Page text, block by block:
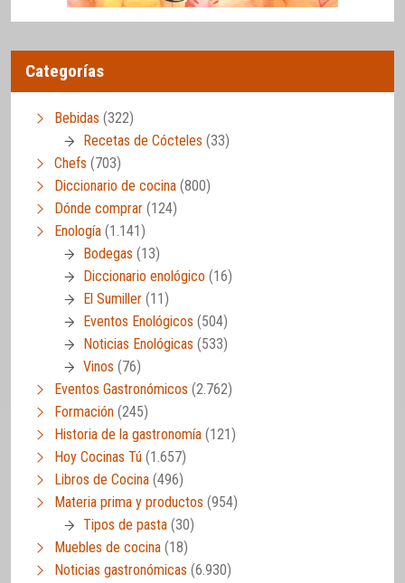
Categorías
Bebidas (322)
Recetas de Cócteles (33)
Chefs (703)
Diccionario de cocina (800)
Dónde comprar (124)
Enología (1.141)
Bodegas (13)
Diccionario enológico (16)
El Sumiller (11)
Eventos Enológicos (504)
Noticias Enológicas (533)
Vinos (76)
Eventos Gastronómicos (2.762)
Formación (245)
Historia de la gastronomía (121)
Hoy Cocinas Tú (1.657)
Libros de Cocina (496)
Materia prima y productos (954)
Tipos de pasta (30)
Muebles de cocina (18)
Noticias gastronómicas (6.930)